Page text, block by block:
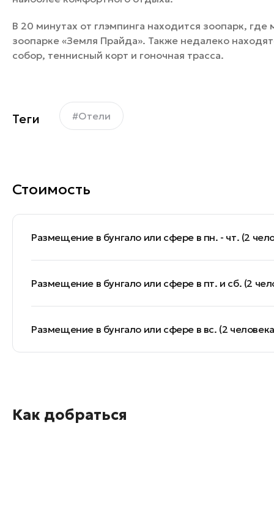
В 20 минутах от глэмпинга находится зоопарк,
зоопарке «Земля Прайда». Также недалеко
собор, теннисный корт и гоночная трасса.
Теги #Отели
Стоимость
Размещение в бунгало или сфере в пн. - чт. (2
Размещение в бунгало или сфере в пт. и сб. (2
Размещение в бунгало или сфере в вс. (2
Как добраться